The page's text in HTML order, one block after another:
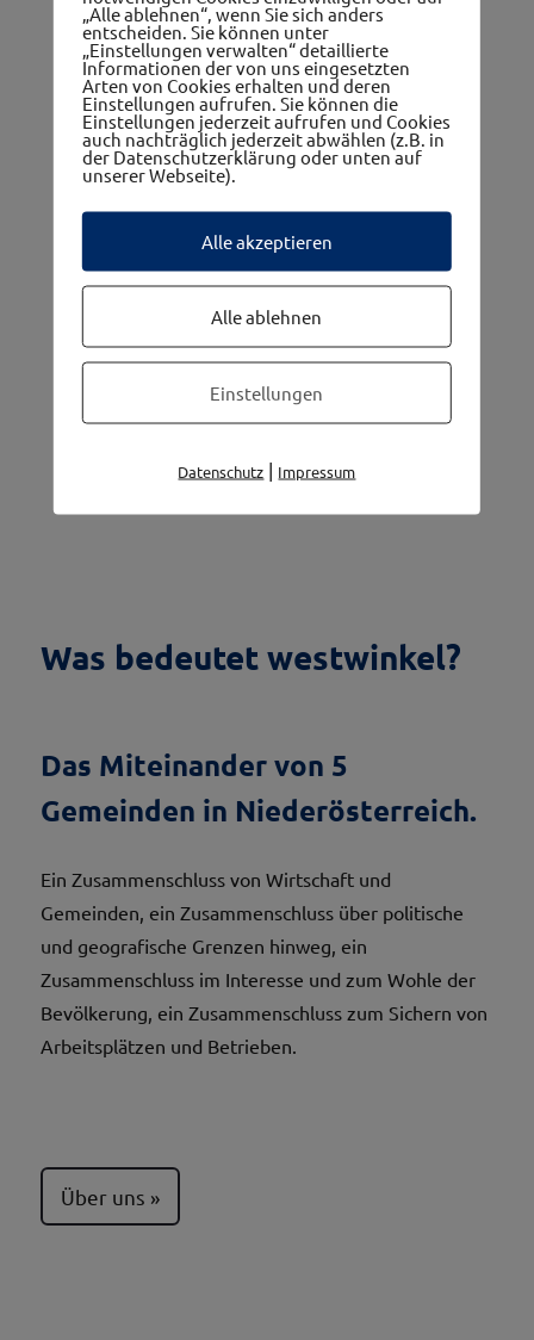
Die 5 Gemeinden im westwinkel
Was bedeutet westwinkel?
Das Miteinander von 5
Gemeinden in Niederösterreich.
Ein Zusammenschluss von Wirtschaft und
Gemeinden, ein Zusammenschluss über politische
und geografische Grenzen hinweg, ein
Zusammenschluss im Interesse und zum Wohle der
Bevölkerung, ein Zusammenschluss zum Sichern von
Arbeitsplätzen und Betrieben.
Über uns
„Alle ablehnen“, wenn Sie sich anders
entscheiden. Sie können unter
„Einstellungen verwalten“ detaillierte
Informationen der von uns eingesetzten
Arten von Cookies erhalten und deren
Einstellungen aufrufen. Sie können die
Einstellungen jederzeit aufrufen und Cookies
auch nachträglich jederzeit abwählen (z.B. in
der Datenschutzerklärung oder unten auf
unserer Webseite).
Alle akzeptieren
Alle ablehnen
Einstellungen
Datenschutz | Impressum